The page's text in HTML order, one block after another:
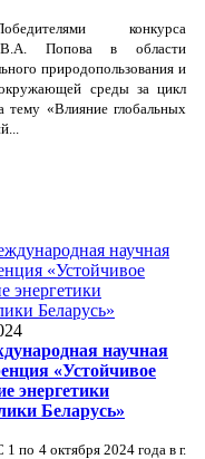
конкурса
Попова в области
природопользования и
среды за цикл
тему «Влияние глобальных
научная
«Устойчивое
энергетики
Беларусь»
1 по 4 октября 2024 года в г.